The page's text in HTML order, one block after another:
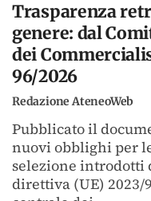
Trasparenza
genere: dal
dei
96/2026
Redazione AteneoWeb
Pubblicato il
nuovi obblighi per
selezione introdotti
direttiva (UE)